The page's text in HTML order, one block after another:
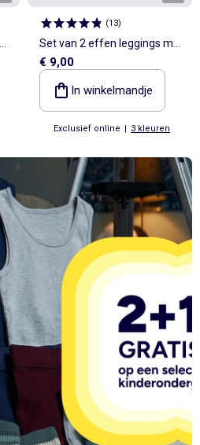
(13)
Set van 2 effen leggings met
flarevorm
€ 9,00
In winkelmandje
Exclusief online | 3 kleuren